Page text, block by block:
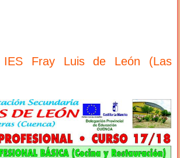
Fray Luis de León (Las